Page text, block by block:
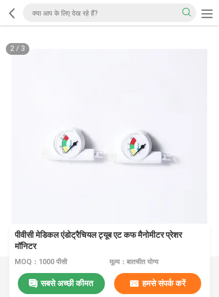
2/ 3
पीवीसी मेडिकल एंडोट्रैचियल ट्यूब एट कफ मैनोमीटर प्रेशर
मॉनिटर
MOQ：1000 पीसी मूल्य：बातचीत योग्य
सबसे अच्छी कीमत हमसे संपर्क करें